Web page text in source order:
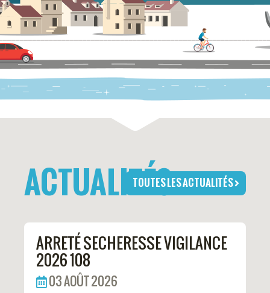
ACTUALITÉSTOUTES LES ACTUALITÉS
ARRETÉ SECHERESSE VIGILANCE
2026 108
03 AOÛT 2026